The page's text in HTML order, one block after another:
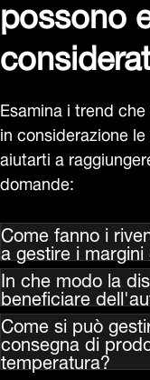
Esamina i trend
in considerazione
aiutarti a
domande:
Come fanno i
a gestire i
In che modo la
beneficiare
Come si può
consegna di
temperatura?